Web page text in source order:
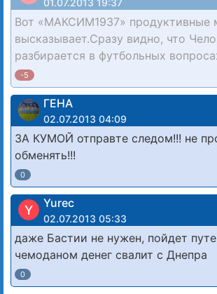
Вот «МАКСИМ1937» продуктивные
высказывает.Сразу видно, что
разбирается в футбольных
-5
ГЕНА
02.07.2013 04:09
ЗА КУМОЙ отправте следом!!! не
обменять!!!
0
Y Yurec
02.07.2013 05:33
даже Бастии не нужен, пойдет
чемоданом денег свалит с Днепра
0